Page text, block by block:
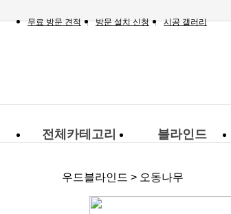
무료 방문 견적 방문 설치 신청 시공 갤러리
전체카테고리 블라인드
우드블라인드 > 오동나무